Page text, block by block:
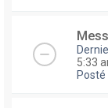
5:33
Posté